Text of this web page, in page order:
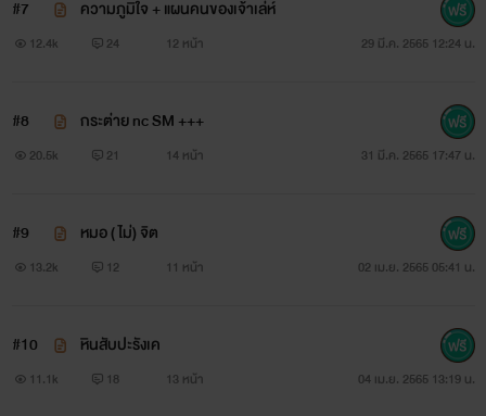
#7 ความภูมิใจ + แผนคนของเจ้าเล่ห์
12.4k 24 12 หน้า 29 มี.ค. 2565 12:24 น.
#8 กระต่าย nc SM +++
20.5k 21 14 หน้า 31 มี.ค. 2565 17:47 น.
#9 หมอ ( ไม่) จิต
13.2k 12 11 หน้า 02 เม.ย. 2565 05:41 น.
#10 หินสับปะรังเค
11.1k 18 13 หน้า 04 เม.ย. 2565 13:19 น.